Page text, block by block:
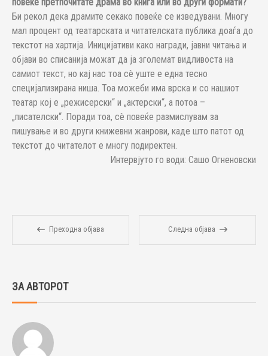
Би рекол дека драмите секако повеќе се изведувани. Многу
мал процент од театарската и читателската публика доаѓа до
текстот на хартија. Иницијативи како награди, јавни читања и
објави во списанија можат да ја зголемат видливоста на
самиот текст, но кај нас тоа сè уште е една тесно
специјализирана ниша. Тоа можеби има врска и со нашиот
театар кој е „режисерски“ и „актерски“, а потоа –
„писателски“. Поради тоа, сè повеќе размислувам за
пишување и во други книжевни жанрови, каде што патот од
текстот до читателот е многу подиректен.
Интервјуто го води: Сашо Огненовски
Преходна објава Следна објава
ЗА АВТОРОТ